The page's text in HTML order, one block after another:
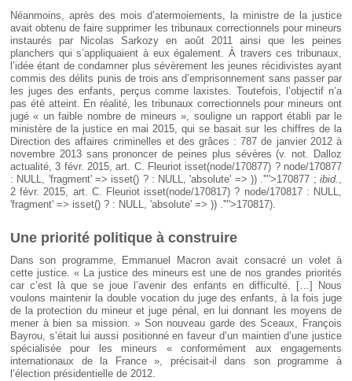
Néanmoins, après des mois d’atermoiements, la ministre de la justice
avait obtenu de faire supprimer les tribunaux correctionnels pour mineurs
instaurés par Nicolas Sarkozy en août 2011 ainsi que les peines
planchers qui s’appliquaient à eux également. À travers ces tribunaux,
l’idée étant de condamner plus sévèrement les jeunes récidivistes ayant
commis des délits punis de trois ans d’emprisonnement sans passer par
les juges des enfants, perçus comme laxistes. Toutefois, l’objectif n’a
pas été atteint. En réalité, les tribunaux correctionnels pour mineurs ont
jugé « un faible nombre de mineurs », souligne un rapport établi par le
ministère de la justice en mai 2015, qui se basait sur les chiffres de la
Direction des affaires criminelles et des grâces : 787 de janvier 2012 à
novembre 2013 sans prononcer de peines plus sévères (v. not. Dalloz
actualité, 3 févr. 2015, art. C. Fleuriot isset(node/170877) ? node/170877
: NULL, 'fragment' => isset() ? : NULL, 'absolute' => )) .'"'>170877 ;ibid. ,
2 févr. 2015, art. C. Fleuriot isset(node/170817) ? node/170817 : NULL,
'fragment' => isset() ? : NULL, 'absolute' => )) .'"'>170817).
Une priorité politique à construire
Dans son programme, Emmanuel Macron avait consacré un volet à
cette justice. « La justice des mineurs est une de nos grandes priorités
car c’est là que se joue l’avenir des enfants en difficulté. […] Nous
voulons maintenir la double vocation du juge des enfants, à la fois juge
de la protection du mineur et juge pénal, en lui donnant les moyens de
mener à bien sa mission. » Son nouveau garde des Sceaux, François
Bayrou, s’était lui aussi positionné en faveur d’un maintien d’une justice
spécialisée pour les mineurs « conformément aux engagements
internationaux de la France », précisait-il dans son programme à
l’élection présidentielle de 2012.